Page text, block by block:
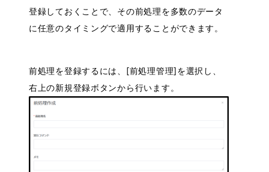
登録しておくことで、その前処理を多数のデータ
に任意のタイミングで適用することができます。
前処理を登録するには、[前処理管理]を選択し、
右上の新規登録ボタンから行います。